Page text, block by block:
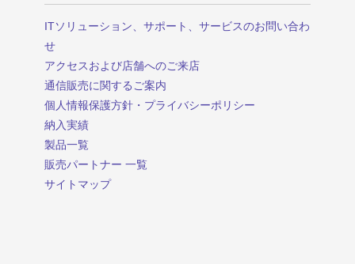
ITソリューション、サポート、サービスのお問い合わ
せ
アクセスおよび店舗へのご来店
通信販売に関するご案内
個人情報保護方針・プライバシーポリシー
納入実績
製品一覧
販売パートナー 一覧
サイトマップ